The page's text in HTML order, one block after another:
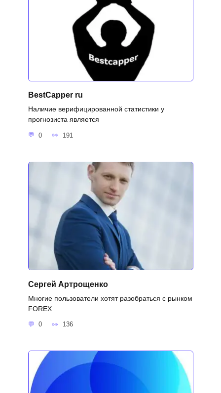
BestCapper ru
Наличие верифицированной статистики у
прогнозиста является
0 191
Сергей Артрощенко
Многие пользователи хотят разобраться с рынком
FOREX
0 136